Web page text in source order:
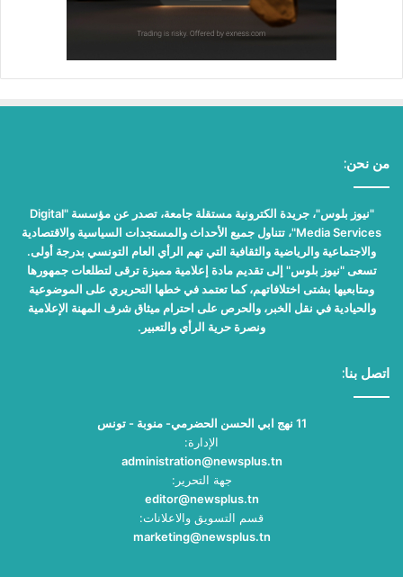
من نحن:
"نيوز بلوس"، جريدة الكترونية مستقلة جامعة، تصدر عن مؤسسة "Digital
Media Services"، تتناول جميع الأحداث والمستجدات السياسية والاقتصادية
والاجتماعية والرياضية والثقافية التي تهم الرأي العام التونسي بدرجة أولى.
تسعى "نيوز بلوس" إلى تقديم مادة إعلامية مميزة ترقى لتطلعات جمهورها
ومتابعيها بشتى اختلافاتهم، كما تعتمد في خطها التحريري على الموضوعية
والحيادية في نقل الخبر، والحرص على احترام ميثاق شرف المهنة الإعلامية
ونصرة حرية الرأي والتعبير.
اتصل بنا:
11 نهج ابي الحسن الحضرمي- منوبة - تونس
الإدارة:
administration@newsplus.tn
جهة التحرير:
editor@newsplus.tn
قسم التسويق والاعلانات:
marketing@newsplus.tn